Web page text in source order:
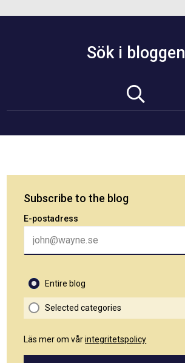
Sök i bloggen
Subscribe to the blog
E-postadress
Entire blog
Selected categories
Läs mer om vårintegritetspolicy